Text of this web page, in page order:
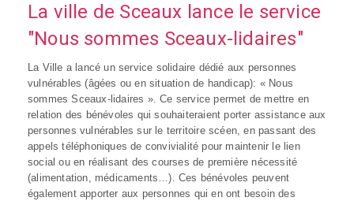
La ville de Sceaux lance le service
"Nous sommes Sceaux-lidaires"
La Ville a lancé un service solidaire dédié aux personnes
vulnérables (âgées ou en situation de handicap): « Nous
sommes Sceaux-lidaires ». Ce service permet de mettre en
relation des bénévoles qui souhaiteraient porter assistance aux
personnes vulnérables sur le territoire scéen, en passant des
appels téléphoniques de convivialité pour maintenir le lien
social ou en réalisant des courses de première nécessité
(alimentation, médicaments…). Ces bénévoles peuvent
également apporter aux personnes qui en ont besoin des